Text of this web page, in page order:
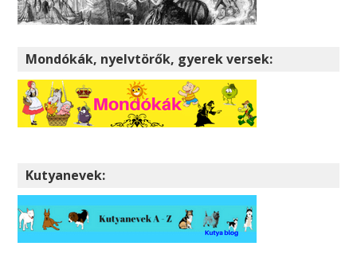
Mondókák, nyelvtörők, gyerek versek:
Kutyanevek: